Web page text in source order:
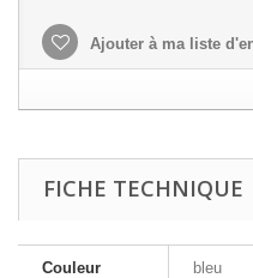
Ajouter à ma liste
FICHE TECHNIQUE
Couleur bleu